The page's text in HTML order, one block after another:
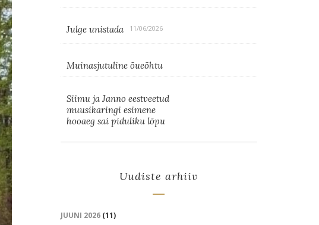
Julge unistada 11/06/2026
Muinasjutuline õueõhtu
Siimu ja Janno eestveetud
muusikaringi esimene
hooaeg sai piduliku lõpu
Uudiste arhiiv
JUUNI 2026(11)